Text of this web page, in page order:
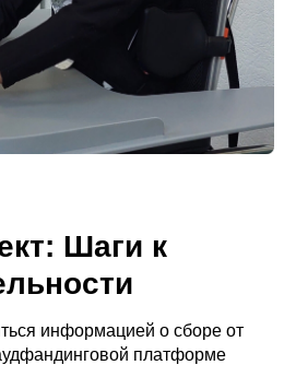
Шаги к
информацией о сборе от
платформе